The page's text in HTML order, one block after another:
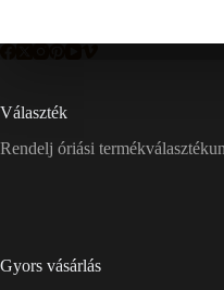
Választék
Rendelj óriási
Gyors vásárlás